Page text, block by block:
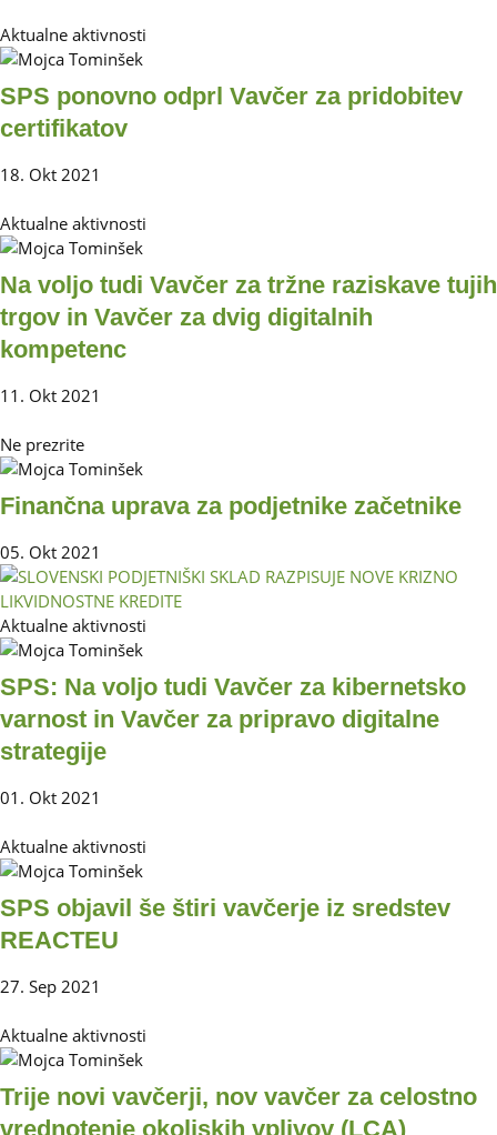
Aktualne aktivnosti
SPS ponovno odprl Vavčer za pridobitev
certifikatov
18. Okt 2021
Aktualne aktivnosti
Na voljo tudi Vavčer za tržne raziskave tujih
trgov in Vavčer za dvig digitalnih
kompetenc
11. Okt 2021
Ne prezrite
Finančna uprava za podjetnike začetnike
05. Okt 2021
Aktualne aktivnosti
SPS: Na voljo tudi Vavčer za kibernetsko
varnost in Vavčer za pripravo digitalne
strategije
01. Okt 2021
Aktualne aktivnosti
SPS objavil še štiri vavčerje iz sredstev
REACTEU
27. Sep 2021
Aktualne aktivnosti
Trije novi vavčerji, nov vavčer za celostno
vrednotenje okoljskih vplivov (LCA)